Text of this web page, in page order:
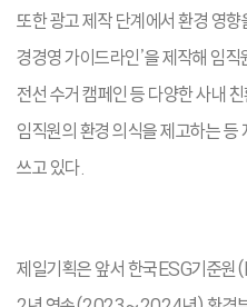
또한 광고 제작 단계에서 환경 영
경경영 가이드라인’을 제작해 임
전선 수거 캠페인 등 다양한 사내
임직원의 환경 의식을 제고하는 등
쓰고 있다.
제일기획은 앞서 한국ESG기준